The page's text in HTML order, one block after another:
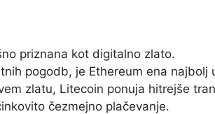
priznana kot digitalno zlato.
pogodb, je Ethereum ena
zlatu, Litecoin ponuja hitrejše
čezmejno plačevanje.